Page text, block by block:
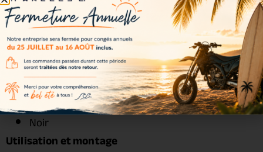
Joints spy : inclus
Entretoises : incluses
Visserie : incluse
Couleurs disponibles
Couleur incluse dans le kit :
Noir
Utilisation et montage